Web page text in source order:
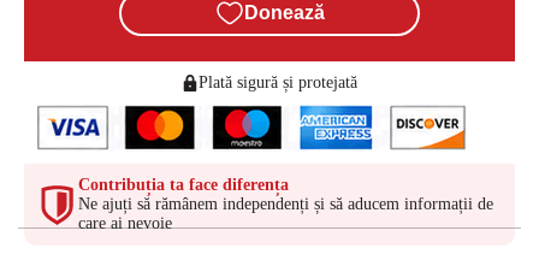
Donează
Plată sigură și protejată
Contribuția ta face diferența
Ne ajuți să rămânem independenți și să aducem informații de
care ai nevoie